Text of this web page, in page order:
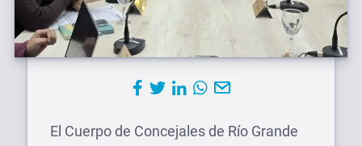
El Cuerpo de Concejales de Río Grande